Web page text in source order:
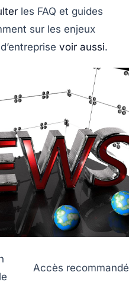
les FAQ et guides
sur les enjeux
voir aussi.
Accès recommandé